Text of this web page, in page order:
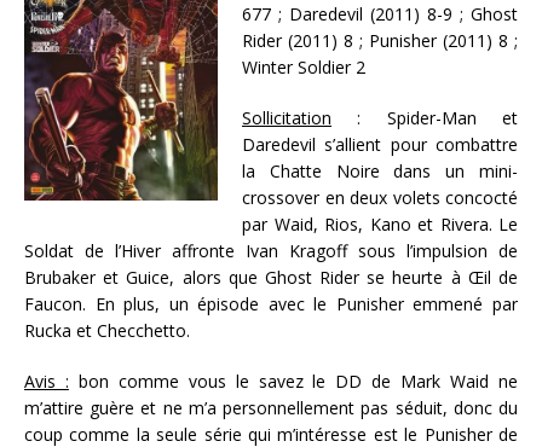
677 ; Daredevil (2011) 8-9 ; Ghost
Rider (2011) 8 ; Punisher (2011) 8 ;
Winter Soldier 2
Sollicitation : Spider-Man et
Daredevil s’allient pour combattre
la Chatte Noire dans un mini-
crossover en deux volets concocté
par Waid, Rios, Kano et Rivera. Le
Soldat de l’Hiver affronte Ivan Kragoff sous l’impulsion de
Brubaker et Guice, alors que Ghost Rider se heurte à Œil de
Faucon. En plus, un épisode avec le Punisher emmené par
Rucka et Checchetto.
Avis : bon comme vous le savez le DD de Mark Waid ne
m’attire guère et ne m’a personnellement pas séduit, donc du
coup comme la seule série qui m’intéresse est le Punisher de